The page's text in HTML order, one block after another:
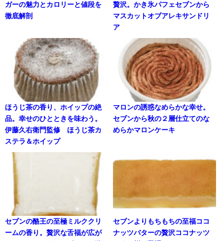
ガーの魅力とカロリーと値段を
徹底解剖
贅沢。かき氷パフェセブンから
マスカットオブアレキサンドリ
ア
ほうじ茶の香り、ホイップの絶
品。幸せのひとときを味わう。
伊藤久右衛門監修 ほうじ茶カ
ステラ＆ホイップ
マロンの誘惑なめらかな幸せ。
セブンから秋の２層仕立てのな
めらかマロンケーキ
セブンの酪王の至極ミルククリ
ームの香り。贅沢な舌福が広が
セブンよりもちもちの至福ココ
ナッツバターの贅沢ココナッツ